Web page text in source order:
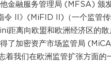
金融服务管理局 (MFSA) 颁
令 II》(MiFID II)（一个监管
距离向欧盟和欧洲经济区的散
了加密资产市场监管局
着我们在欧洲监管扩张方面